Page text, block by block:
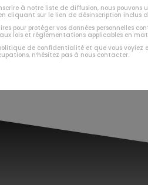
à notre liste de diffusion, nous
cliquant sur le lien de désinscription inclus
pour protéger vos données
lois et réglementations applicables en
de confidentialité et que vous voyiez
n’hésitez pas à nous contacter.